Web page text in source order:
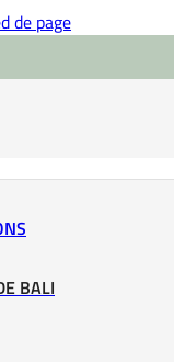
de page
BALI